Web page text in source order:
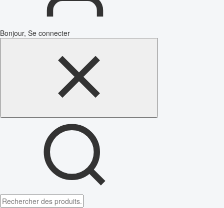
Bonjour, Se connecter